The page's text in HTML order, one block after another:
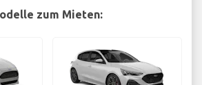
zum Mieten: